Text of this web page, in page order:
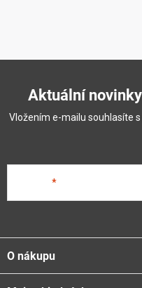
Aktuální
Vložením e-mailu souhlasíte s
á
p
a
O nákupu